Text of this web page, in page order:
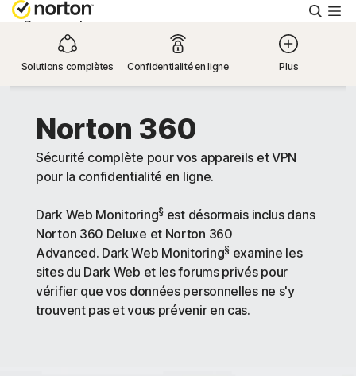
Personnel
Small Business
Support
Essayer gratuitement
Suisse
Connexion
Solutions complètes Confidentialité en ligne Plus
Norton 360
Sécurité complète pour vos appareils et VPN
pour la confidentialité en ligne.
Dark Web Monitoring§ est désormais inclus dans
Norton 360 Deluxe et Norton 360
Advanced. Dark Web Monitoring§ examine les
sites du Dark Web et les forums privés pour
vérifier que vos données personnelles ne s'y
trouvent pas et vous prévenir en cas.